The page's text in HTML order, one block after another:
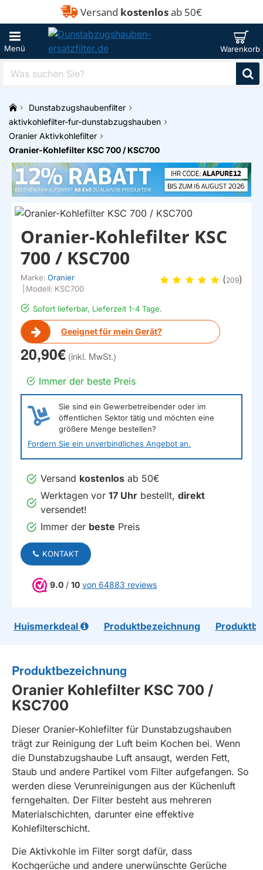
Versand kostenlosab 50€
Was
m
e
Dunstabzugshaubenfilter
aktivkohlefilter-fur-dunstabzugshauben
Oranier Aktivkohlefilter
Oranier-Kohlefilter KSC 700 / KSC700
Sofort lieferbar, Lieferzeit 1-4 Tage.
Geeignet für mein Gerät?
Oranier-Kohlefilter KSC
700 / KSC700
Marke: Oranier
Modell: KSC700
(209)
20,90€
Immer der beste Preis
Sie sind ein Gewerbetreibender oder im
öffentlichen Sektor tätig und möchten eine
größere Menge bestellen?
Fordern Sie ein unverbindliches Angebot an.
Versand kostenlos ab 50€
Werktagen vor 17 Uhr bestellt, direkt
versendet!
Immer der beste Preis
KONTAKT
9.0 / 10 von 64883 reviews
Huismerkdeal Produktbezeichnung
Produktbezeichnung
Oranier Kohlefilter KSC 700 /
KSC700
Dieser Oranier-Kohlefilter für Dunstabzugshauben
trägt zur Reinigung der Luft beim Kochen bei. Wenn
die Dunstabzugshaube Luft ansaugt, werden Fett,
Staub und andere Partikel vom Filter aufgefangen. So
werden diese Verunreinigungen aus der Küchenluft
ferngehalten. Der Filter besteht aus mehreren
Materialschichten, darunter eine effektive
Kohlefilterschicht.
Die Aktivkohle im Filter sorgt dafür, dass
Kochgerüche und andere unerwünschte Gerüche